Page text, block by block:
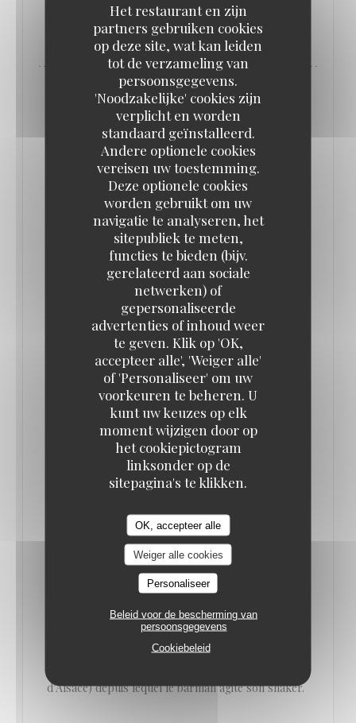
Het restaurant en zijn
partners gebruiken cookies
op deze site, wat kan leiden
tot de verzameling van
persoonsgegevens.
'Noodzakelijke' cookies zijn
verplicht en worden
standaard geïnstalleerd.
Andere optionele cookies
vereisen uw toestemming.
Deze optionele cookies
worden gebruikt om uw
navigatie te analyseren, het
sitepubliek te meten,
functies te bieden (bijv.
gerelateerd aan sociale
netwerken) of
gepersonaliseerde
advertenties of inhoud weer
te geven. Klik op 'OK,
accepteer alle', 'Weiger alle'
of 'Personaliseer' om uw
voorkeuren te beheren. U
kunt uw keuzes op elk
moment wijzigen door op
het cookiepictogram
linksonder op de
sitepagina's te klikken.
OK, accepteer alle
Weiger alle cookies
Personaliseer
Beleid voor de bescherming van
persoonsgegevens
Cookiebeleid
LEES HET ARTIKEL ((OPENT IN EEN NIEUW VENSTER))
PETIT GUIDE POUR ÊTRE BIEN PLACÉ
DANS LES GRANDES BRASSERIES
PARISIENNES
14/10/2021
La 33 de L’Alsace
Il est rare de tomber sur un emplacement comme
celui-ci, à la fois au centre du convivial esprit
brasserie à l’ancienne (bien conservé malgré la
rénovation récente) et en même temps assez calme
Confortablement installé depuis la grande
banquette en demi-lune, et entouré de grands
miroirs vieillis, on profite de la vue qui vaut le
Face à nous, un comptoir de bar moderne (orné
d’Alsace) depuis lequel le barman agite son shaker.